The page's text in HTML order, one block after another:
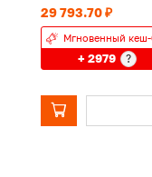
29 793.70 ₽
Мгновенный кеш-
+ 2979 ?